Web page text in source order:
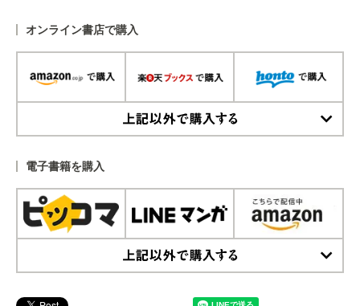
オンライン書店で購入
電子書籍を購入